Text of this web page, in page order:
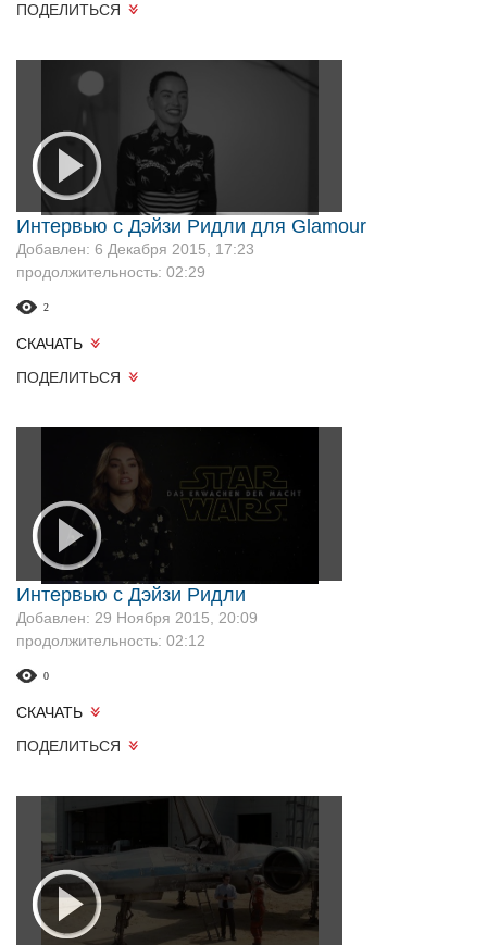
ПОДЕЛИТЬСЯ
Интервью с Дэйзи Ридли для Glamour
Добавлен: 6 Декабря 2015, 17:23
продолжительность: 02:29
2
СКАЧАТЬ
ПОДЕЛИТЬСЯ
Интервью с Дэйзи Ридли
Добавлен: 29 Ноября 2015, 20:09
продолжительность: 02:12
0
СКАЧАТЬ
ПОДЕЛИТЬСЯ